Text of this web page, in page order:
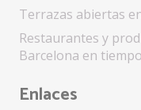
Terrazas abiertas
Restaurantes y
Barcelona en
Enlaces